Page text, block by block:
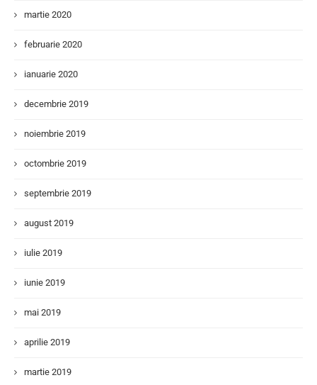
martie 2020
februarie 2020
ianuarie 2020
decembrie 2019
noiembrie 2019
octombrie 2019
septembrie 2019
august 2019
iulie 2019
iunie 2019
mai 2019
aprilie 2019
martie 2019